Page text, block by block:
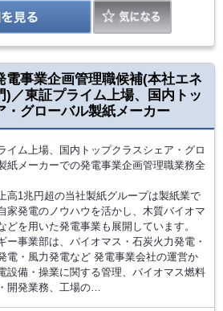
電事業企画管理職候補(本社エネ
)／東証プライム上場、国内トッ
・グローバル製紙メーカー
イム上場、国内トップクラスシェア・グロ
紙メーカーでの発電事業企画管理職業務全
高1兆円超の当社製紙グループは製紙業で
家発電のノウハウを活かし、木質バイオマ
どを用いた発電事業も展開しています。
ー事業部は、バイオマス・石炭火力発電・
電・風力発電など 発電事業会社の運営か
設備・操業に関する管理、バイオマス燃料
開発業務、工場の…